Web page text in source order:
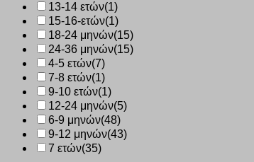
13-14 ετών(1)
15-16-ετών(1)
18-24 μηνών(15)
24-36 μηνών(15)
4-5 ετών(7)
7-8 ετών(1)
9-10 ετών(1)
12-24 μηνών(5)
6-9 μηνών(48)
9-12 μηνών(43)
7 ετών(35)